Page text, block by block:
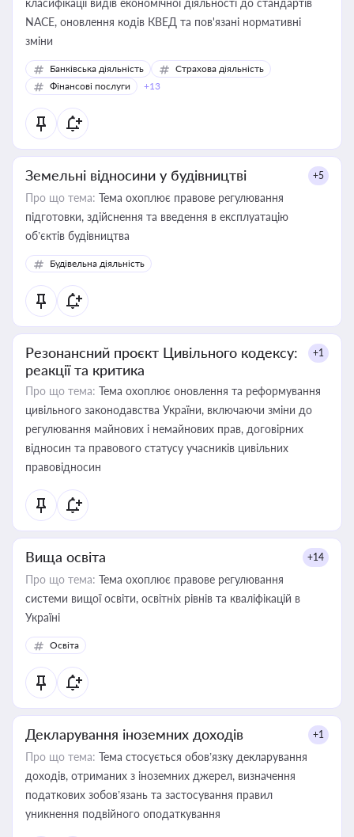
класифікації видів економічної діяльності до стандартів
NACE, оновлення кодів КВЕД та пов'язані нормативні
зміни
Банківська діяльність
Страхова діяльність
Фінансові послуги
+13
Земельні відносини у будівництві +5
Про що тема: Тема охоплює правове регулювання
підготовки, здійснення та введення в експлуатацію
об’єктів будівництва
Будівельна діяльність
Резонансний проєкт Цивільного кодексу:
реакції та критика
+1
Про що тема: Тема охоплює оновлення та реформування
цивільного законодавства України, включаючи зміни до
регулювання майнових і немайнових прав, договірних
відносин та правового статусу учасників цивільних
правовідносин
Вища освіта +14
Про що тема: Тема охоплює правове регулювання
системи вищої освіти, освітніх рівнів та кваліфікацій в
Україні
Освіта
Декларування іноземних доходів +1
Про що тема: Тема стосується обов’язку декларування
доходів, отриманих з іноземних джерел, визначення
податкових зобов’язань та застосування правил
уникнення подвійного оподаткування